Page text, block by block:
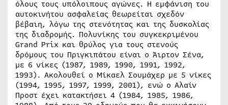
όλους τους υπόλοιπους αγώνες. Η εμφάνιση του
αυτοκινήτου ασφαλείας θεωρείται σχεδόν
βέβαιη, λόγω της στενότητας και της δυσκολίας
της διαδρομής. Πολυνίκης του συγκεκριμένου
Grand Prix και θρύλος για τους στενούς
δρόμους του Πριγκιπάτου είναι ο Άιρτον Σένα,
με 6 νίκες (1987, 1989, 1990, 1991, 1992,
1993). Ακολουθεί ο Μίκαελ Σουμάχερ με 5 νίκες
(1994, 1995, 1997, 1999, 2001), ενώ ο Αλαίν
Προστ έχει κατακτήσει 4 (1984, 1985, 1986,